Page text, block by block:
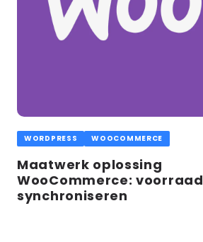
WORDPRESS WOOCOMMERCE
Maatwerk oplossing
WooCommerce: voorraad
synchroniseren